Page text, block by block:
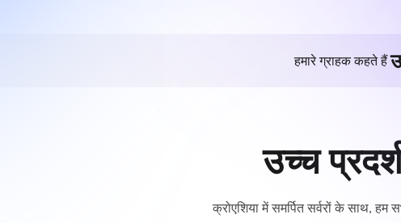
हमारे ग्राहक कहते हैं
उच्च
क्रोएशिया में समर्पित सर्वरों के साथ,